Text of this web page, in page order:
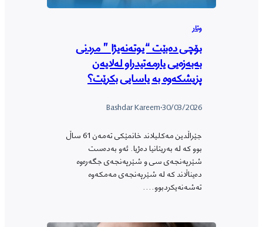
وتار
بۆچی دەبێت “یوتەنەیژا ” مردنی
بەبەزەیی یارمەتیدراو لەلایەن
پزیشکەوە بە یاسایی بکرێت؟
30/03/2026
·
Bashdar Kareem
جێراڵدین مەکلیلاند خانمێکی تەمەن 61 ساڵ
بوو کە لە بەریتانیا دەژیا. ئەو بەدەست
شێرپەنجەی سی و شێرپەنجەی جگەرەوە
دەیناڵاند کە لە شێرپەنجەی مەمکەوە
تەشەنەیکردبوو.…